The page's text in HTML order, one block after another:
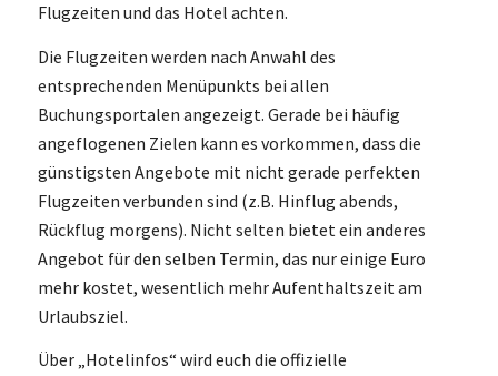
Flugzeiten und das Hotel achten.
Die Flugzeiten werden nach Anwahl des
entsprechenden Menüpunkts bei allen
Buchungsportalen angezeigt. Gerade bei häufig
angeflogenen Zielen kann es vorkommen, dass die
günstigsten Angebote mit nicht gerade perfekten
Flugzeiten verbunden sind (z.B. Hinflug abends,
Rückflug morgens). Nicht selten bietet ein anderes
Angebot für den selben Termin, das nur einige Euro
mehr kostet, wesentlich mehr Aufenthaltszeit am
Urlaubsziel.
Über „Hotelinfos“ wird euch die offizielle